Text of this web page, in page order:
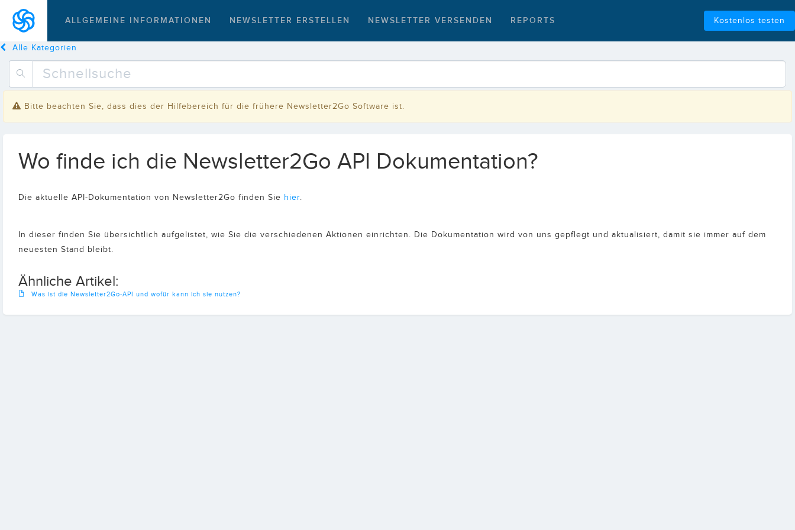
ALLGEMEINE INFORMATIONEN NEWSLETTER ERSTELLEN NEWSLETTER VERSENDEN REPORTS Kostenlos testen
Alle Kategorien
Bitte beachten Sie, dass dies der Hilfebereich für die frühere Newsletter2Go Software ist.
Wo finde ich die Newsletter2Go API Dokumentation?
Die aktuelle API-Dokumentation von Newsletter2Go finden Sie hier.
In dieser finden Sie übersichtlich aufgelistet, wie Sie die verschiedenen Aktionen einrichten. Die Dokumentation wird von uns gepflegt und aktualisiert, damit sie immer auf dem
neuesten Stand bleibt.
Ähnliche Artikel:
Was ist die Newsletter2Go-API und wofür kann ich sie nutzen?